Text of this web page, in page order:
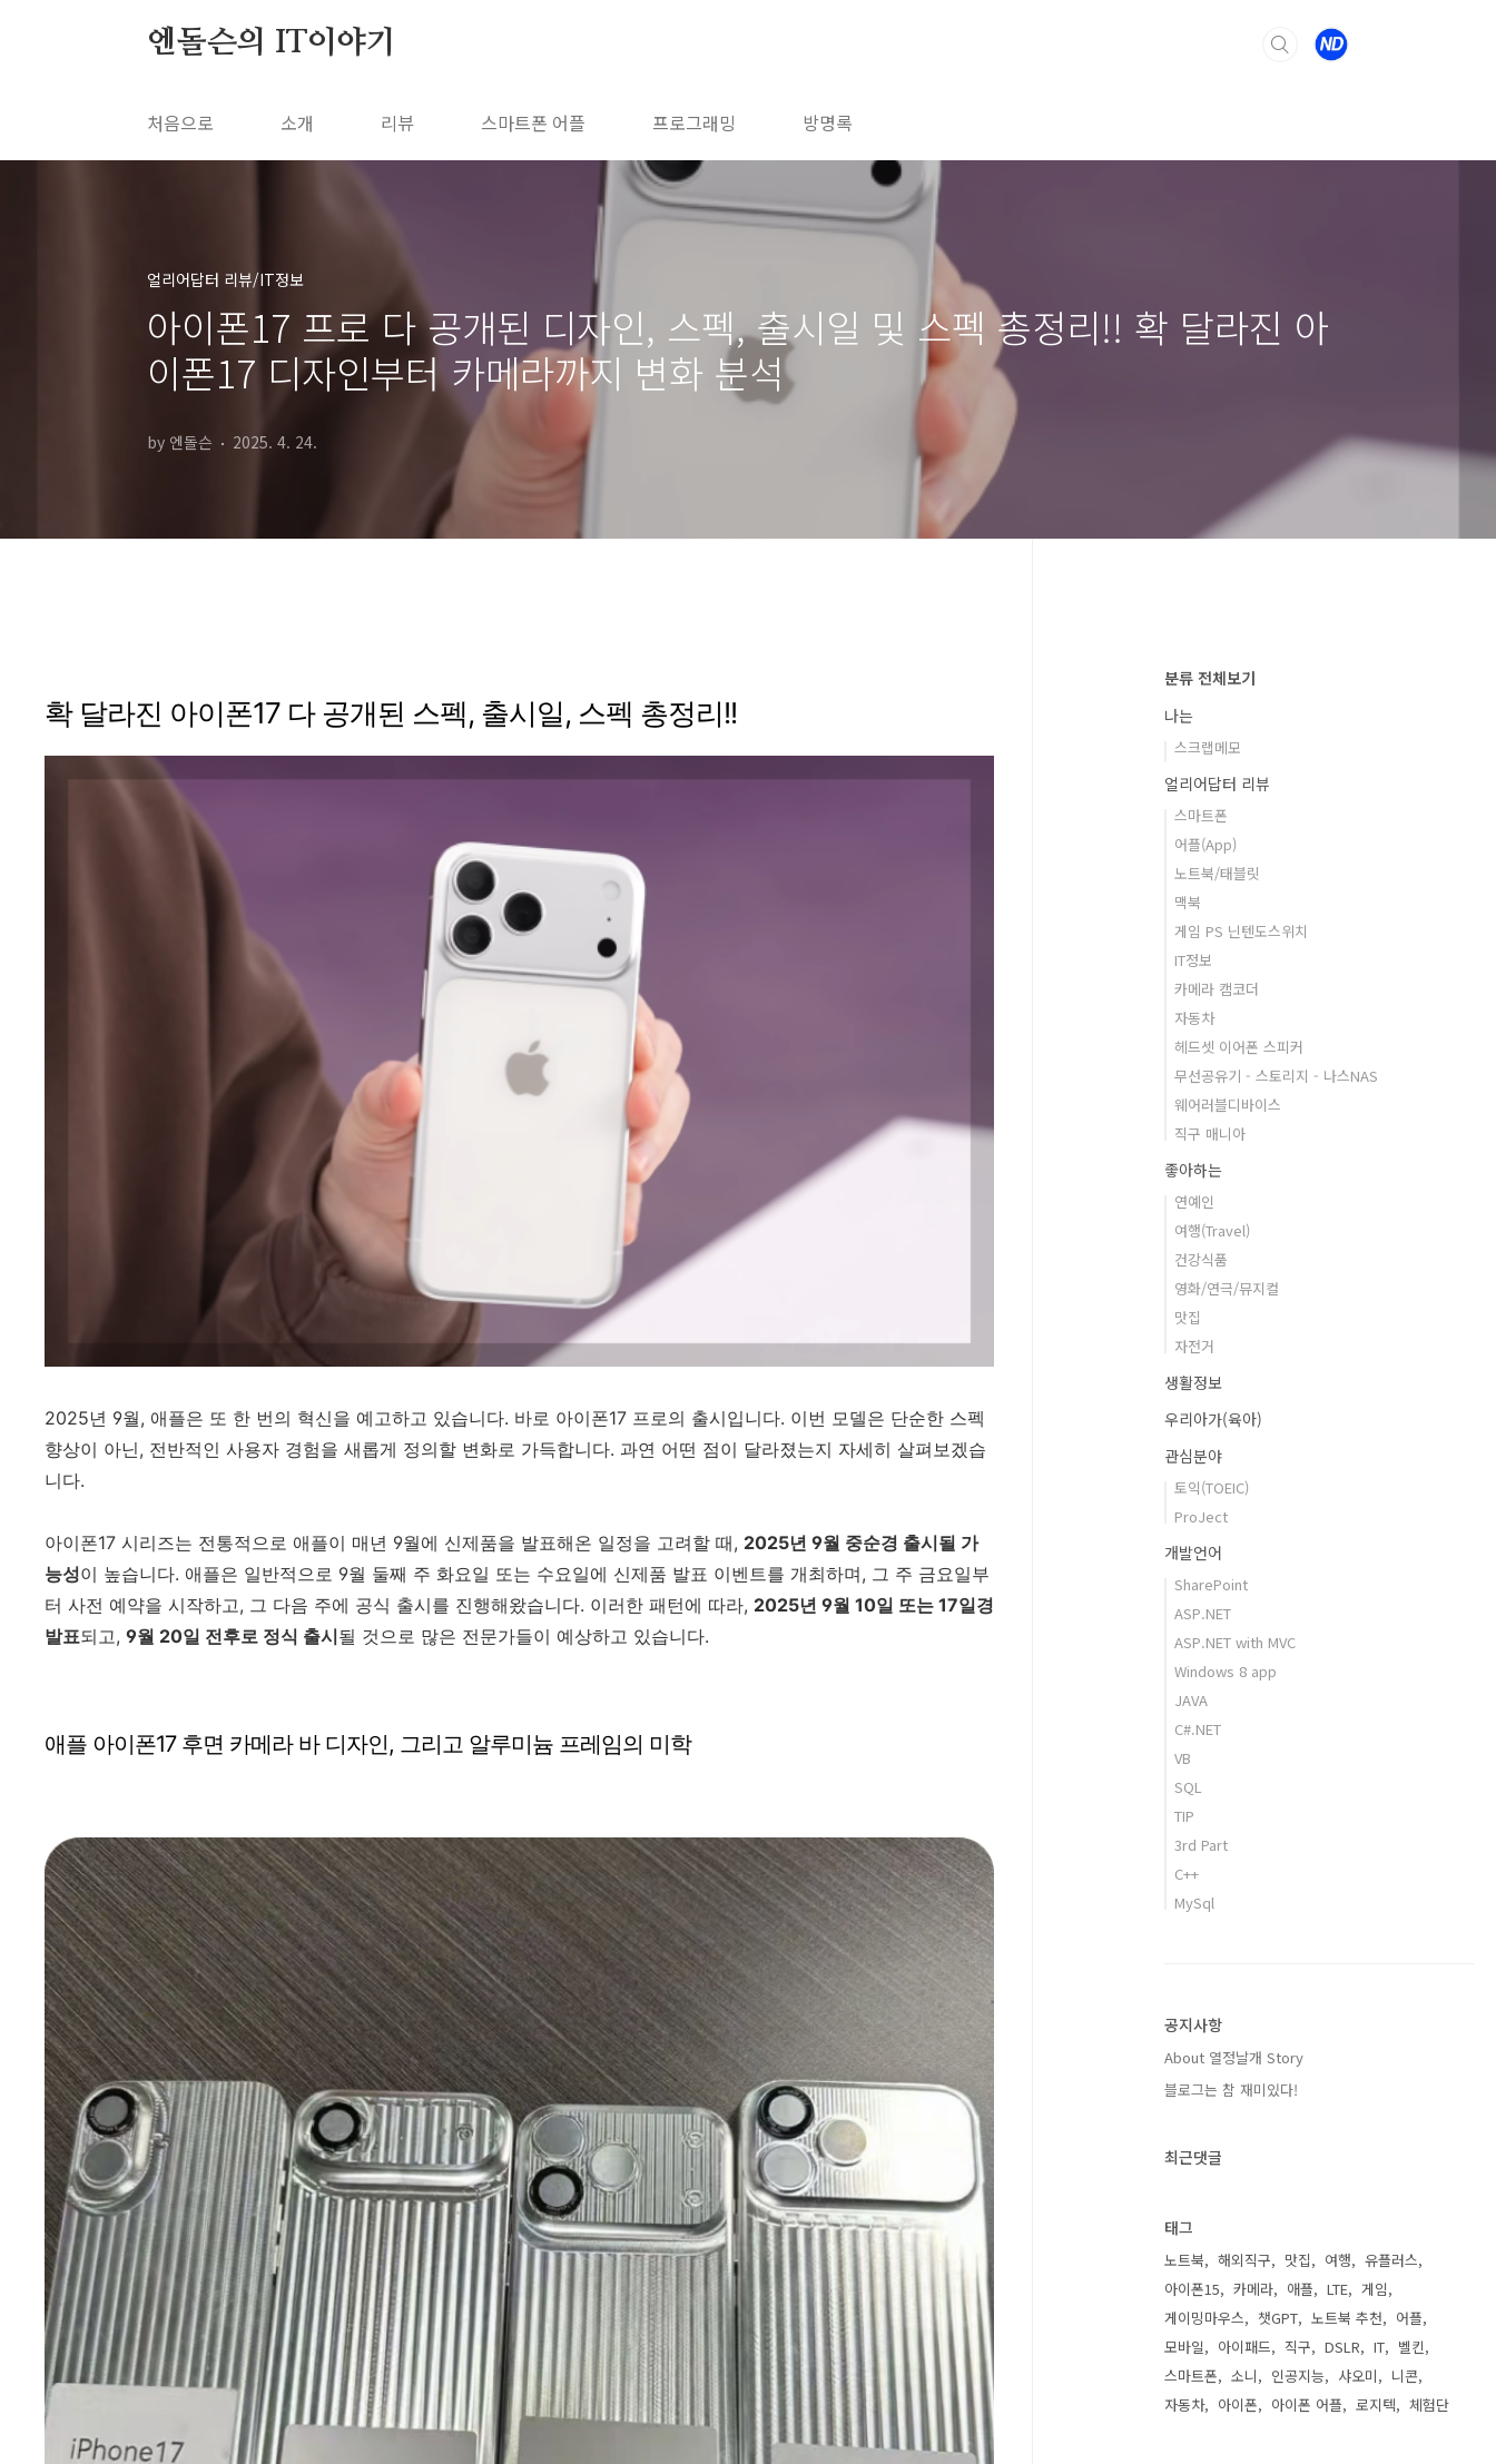
엔돌슨의 IT이야기
처음으로 소개 리뷰 스마트폰 어플 프로그래밍 방명록
얼리어답터 리뷰/IT정보
아이폰17 프로 다 공개된 디자인, 스펙, 출시일 및 스펙 총정리!! 확 달라진 아
이폰17 디자인부터 카메라까지 변화 분석
by 엔돌슨 2025. 4. 24.
확 달라진 아이폰17 다 공개된 스펙, 출시일, 스펙 총정리!!
2025년 9월, 애플은 또 한 번의 혁신을 예고하고 있습니다. 바로 아이폰17 프로의 출시입니다. 이번 모델은 단순한 스펙
향상이 아닌, 전반적인 사용자 경험을 새롭게 정의할 변화로 가득합니다. 과연 어떤 점이 달라졌는지 자세히 살펴보겠습
니다.
아이폰17 시리즈는 전통적으로 애플이 매년 9월에 신제품을 발표해온 일정을 고려할 때, 2025년 9월 중순경 출시될 가
능성이 높습니다. 애플은 일반적으로 9월 둘째 주 화요일 또는 수요일에 신제품 발표 이벤트를 개최하며, 그 주 금요일부
터 사전 예약을 시작하고, 그 다음 주에 공식 출시를 진행해왔습니다. 이러한 패턴에 따라, 2025년 9월 10일 또는 17일경
발표되고, 9월 20일 전후로 정식 출시될 것으로 많은 전문가들이 예상하고 있습니다.
애플 아이폰17 후면 카메라 바 디자인, 그리고 알루미늄 프레임의 미학
분류 전체보기
나는
스크랩메모
얼리어답터 리뷰
스마트폰
어플(App)
노트북/태블릿
맥북
게임 PS 닌텐도스위치
IT정보
카메라 캠코더
자동차
헤드셋 이어폰 스피커
무선공유기 - 스토리지 - 나스NAS
웨어러블디바이스
직구 매니아
좋아하는
연예인
여행(Travel)
건강식품
영화/연극/뮤지컬
맛집
자전거
생활정보
우리아가(육아)
관심분야
토익(TOEIC)
ProJect
개발언어
SharePoint
ASP.NET
ASP.NET with MVC
Windows 8 app
JAVA
C#.NET
VB
SQL
TIP
3rd Part
C++
MySql
공지사항
About 열정날개 Story
블로그는 참 재미있다!
최근댓글
태그
노트북 해외직구 맛집 여행
유플러스
아이폰15
카메라 애플 LTE
게임
게이밍마우스
챗GPT 노트북 추천
어플
모바일
아이패드 직구 DSLR IT
벨킨
스마트폰
소니 인공지능 샤오미
니콘
자동차
아이폰 아이폰 어플 로지텍 체험단